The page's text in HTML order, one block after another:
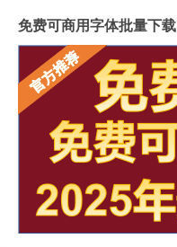
免费可商用字体批量下载